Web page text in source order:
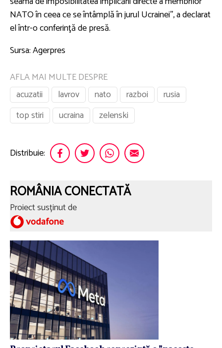
NATO în ceea ce se întâmplă în jurul Ucrainei'', a declarat
el într-o conferinţă de presă.
Sursa: Agerpres
AFLA MAI MULTE DESPRE
acuzatii
lavrov nato razboi
rusia
top stiri
ucraina zelenski
Distribuie:
ROMÂNIA CONECTATĂ
Proiect susținut de